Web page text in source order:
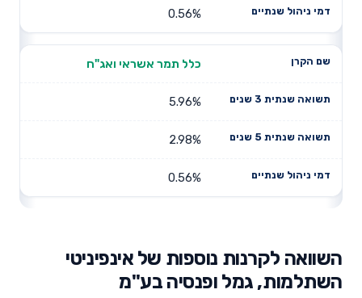
0.56%
כלל תמר אשראי ואג"ח
5.96%
2.98%
0.56%
השוואה לקרנות נוספות של אינפיניטי
השתלמות, גמל ופנסיה בע"מ